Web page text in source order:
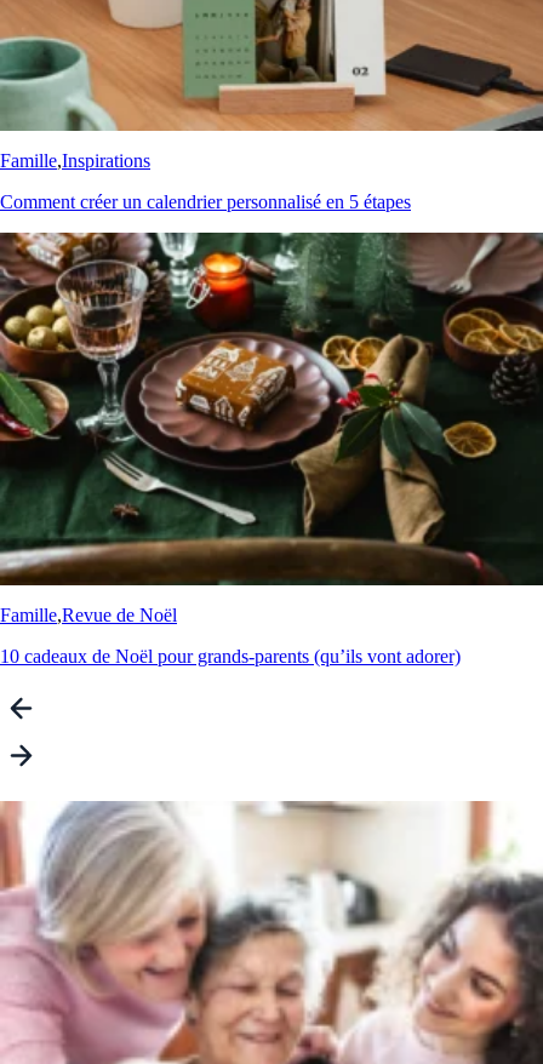
Famille,Inspirations
Comment créer un calendrier personnalisé en 5 étapes
Famille,Revue de Noël
10 cadeaux de Noël pour grands-parents (qu’ils vont adorer)